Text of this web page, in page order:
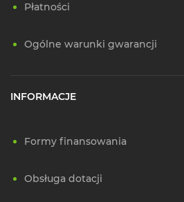
Płatności
Ogólne warunki gwarancji
INFORMACJE
Formy finansowania
Obsługa dotacji